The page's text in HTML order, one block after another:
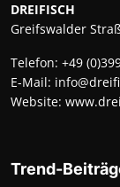
DREIFISCH
Greifswalder
Telefon: +49
E-Mail:
Website:
Trend-